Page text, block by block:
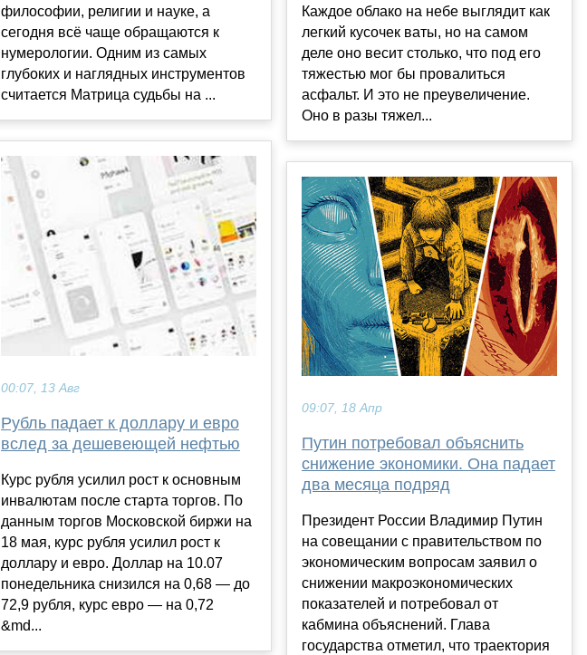
философии, религии и науке, а
сегодня всё чаще обращаются к
нумерологии. Одним из самых
глубоких и наглядных инструментов
считается Матрица судьбы на ...
00:07, 13 Авг
Рубль падает к доллару и евро
вслед за дешевеющей нефтью
Курс рубля усилил рост к основным
инвалютам после старта торгов. По
данным торгов Московской биржи на
18 мая, курс рубля усилил рост к
доллару и евро. Доллар на 10.07
понедельника снизился на 0,68 — до
72,9 рубля, курс евро — на 0,72
&md...
Каждое облако на небе выглядит как
легкий кусочек ваты, но на самом
деле оно весит столько, что под его
тяжестью мог бы провалиться
асфальт. И это не преувеличение.
Оно в разы тяжел...
09:07, 18 Апр
Путин потребовал объяснить
снижение экономики. Она падает
два месяца подряд
Президент России Владимир Путин
на совещании с правительством по
экономическим вопросам заявил о
снижении макроэкономических
показателей и потребовал от
кабмина объяснений. Глава
государства отметил, что траектория